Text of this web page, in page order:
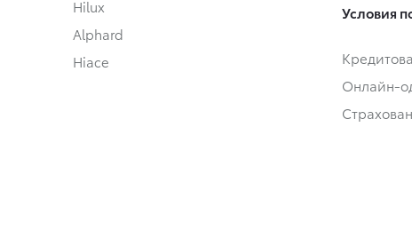
Hilux
Alphard
Hiace
Условия
Онлайн-